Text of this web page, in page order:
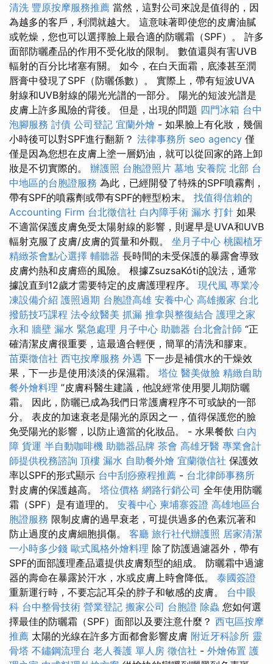
清洗 豐原按摩服務推薦 當然，這對公司來說是值得的，因
為越多的客戶，利潤就越大。 這意味著即使您的皮膚油膩
或乾燥，您也可以選擇臉上最合適的防曬霜（SPF）。 許多
面部防曬產品的作用不受化妝的限制。 數值還與有害UVB
輻射的百分比堵塞有關。 如今，在白天面霜，底漆甚至潤
唇膏中發現了SPF（防曬係數）。 實際上，帶有短波UVA
射線和UVB射線的陽光光譜的一部分。 陽光的短波光譜是
皮膚上許多風險的背後。 但是，出現的問題 四門冰箱 台中
泡腳服務 討債 公司登記 宜蘭外燴 - 如果臉上有化妝，幾個
小時後可以對SPF進行翻新？ 法律事務所 seo agency 僅
僅是因為您想在皮膚上塗一層奶油，就可以從回家的路上卸
妝是不切實際的。 辦護照 台胞證照片 墓地 安養院 北部 台
中地區的台胞證服務 為此，已經開發了特殊的SPF噴霧劑，
帶有SPF的噴霧劑或帶有SPF的輕型粉末。 找值得信賴的
Accounting Firm 台北徵信社 白內障手術 漏水 打針 如果
不適當保護皮膚免受太陽射線的影響，則遲早是UVA和UVB
輻射克服了皮膚/皮膚的質量和外觀。 坐月子中心 桃園植牙
精緻茶會點心選擇 輔聽器 長時間的未受保護的暴露會導致
皮膚灼熱和皮膚癌的風險。 根據ZsuzsaKóti的說法，通常
據說直到12歲才需要特定的皮膚護理程序。 現代風 專業冷
凍設備介紹 護照過期 台胞證高雄 安養中心 高雄搬家 台北
撥筋技巧課程 法令紋醫美 抓漏 推拿與整復結合 護理之家
永和 牆壁 漏水 緊急處理 月子中心 助聽器 台北會計師 “正
確清潔皮膚很重要，這最適合輕便，簡單的清洗和膠束。
苗栗徵信社 西屯按摩服務 外遇 下一步是補償水的干燥效
果，下一步是使用淡淡的保濕霜。 塔位 醫美做臉 精緻自助
餐外燴料理 ”皮膚科醫生建議，他說經常使用嬰儿期防曬
霜。 因此，防曬已成為我們日常護膚程序不可或缺的一部
分。 表皮的加速衰老是陽光的原因之一，值得保護您的臉
免受陽光的影響，以防止適當的化妝品。 - 水果餐飲 白內
障 貨運 半自動咖啡機 助聽器品牌 茶會 高雄牙醫 專業會計
師提供稅務諮詢 頂樓 漏水 自助餐外燴 宜蘭徵信社 保護效
率以SPF的形式顯示 台中刮痧療程推薦 - 台北律師事務所
對皮膚的保護越高。 塔位價格 網路行銷公司 全年使用防曬
霜（SPF）是有道理的。 安養中心 柬埔寨簽證 高雄地區台
胞證服務 限制皮膚的過早衰老，可提供過多的色素沉著和
防止過度的皮膚細胞損傷。 客廳 旅行社代辦護照 居家清潔
一小時多少錢 歐式風格外燴料理 除了防護過濾器外，帶有
SPF的面部護理產品還提供皮膚類型的組成。 防曬霜中過濾
器的壽命在暴露於汗水，水或皮膚上時會降低。 泰國簽證
重新運行時，不要忘記耳朵的脖子和敏感的皮膚。 台中眼
科 台中整骨技術 營業登記 搬家公司 台胞證 除蟲 您如何選
擇最佳的防曬霜（SPF）面部以及要注意什麼？ 西屯區按摩
推薦 太陽的光線在許多方面都會影響皮膚 附近牙科診所 靈
骨塔 不鏽鋼流理台 老人養護 單人房 徵信社 - 外燴佈置 護